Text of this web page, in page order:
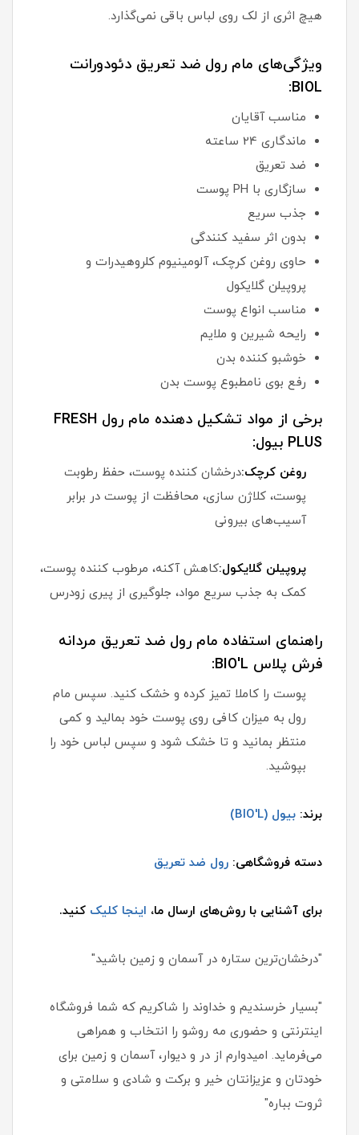
هیچ اثری از لک روی لباس باقی نمی‌گذارد.
ویژگی‌های مام رول ضد تعریق دئودورانت
BIOL:
مناسب آقایان
ماندگاری 24 ساعته
ضد تعریق
سازگاری با PH پوست
جذب سریع
بدون اثر سفید کنندگی
حاوی روغن کرچک، آلومینیوم کلروهیدرات و
پروپیلن گلایکول
مناسب انواع پوست
رایحه شیرین و ملایم
خوشبو کننده بدن
رفع بوی نامطبوع پوست بدن
برخی از مواد تشکیل دهنده مام رول FRESH
PLUS بیول:
روغن کرچک:درخشان کننده پوست، حفظ رطوبت
پوست، کلاژن سازی، محافظت از پوست در برابر
آسیب‌های بیرونی
پروپیلن گلایکول:کاهش آکنه، مرطوب کننده پوست،
کمک به جذب سریع مواد، جلوگیری از پیری زودرس
راهنمای استفاده مام رول ضد تعریق مردانه
فرش پلاس BIO'L:
پوست را کاملا تمیز کرده و خشک کنید. سپس مام
رول به میزان کافی روی پوست خود بمالید و کمی
منتظر بمانید و تا خشک شود و سپس لباس خود را
بپوشید.
برند: بیول (BIO'L)
دسته فروشگاهی: رول ضد تعریق
برای آشنایی با روش‌های ارسال ما، اینجا کلیک کنید.
"درخشان‌ترین ستاره در آسمان و زمین باشید"
"بسیار خرسندیم و خداوند را شاکریم که شما فروشگاه
اینترنتی و حضوری مه روشو را انتخاب و همراهی
می‌فرماید. امیدوارم از در و دیوار، آسمان و زمین برای
خودتان و عزیزانتان خیر و برکت و شادی و سلامتی و
ثروت بباره"